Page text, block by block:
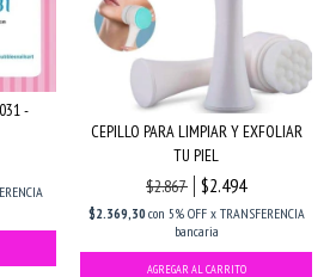
-
CEPILLO PARA LIMPIAR Y EXFOLIAR
TU PIEL
$2.867
$2.494
$2.369,30con 5% OFF x TRANSFERENCIA
bancaria